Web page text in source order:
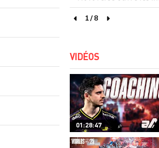
page précédente
1/8
page suivante
VIDÉOS
01:28:47